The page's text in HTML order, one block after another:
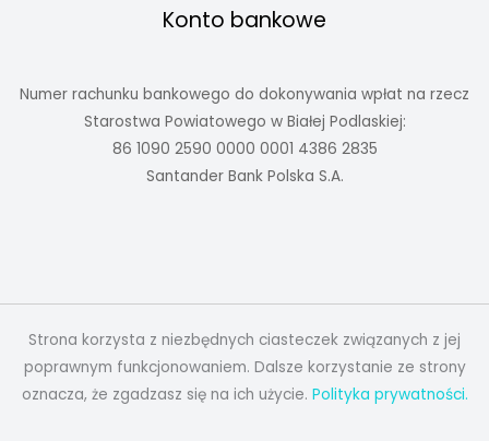
Konto bankowe
Numer rachunku bankowego do dokonywania wpłat na rzecz
Starostwa Powiatowego w Białej Podlaskiej:
86 1090 2590 0000 0001 4386 2835
Santander Bank Polska S.A.
Strona korzysta z niezbędnych ciasteczek związanych z jej
poprawnym funkcjonowaniem. Dalsze korzystanie ze strony
oznacza, że zgadzasz się na ich użycie. Polityka prywatności.